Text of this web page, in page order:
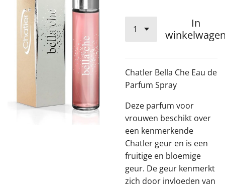
In
Chatler Bella Che Eau de
Parfum Spray
Deze parfum voor
vrouwen beschikt over
een kenmerkende
Chatler geur en is een
fruitige en bloemige
geur. De geur kenmerkt
zich door invloeden van